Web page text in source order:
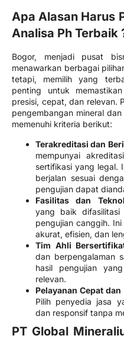
Apa Alasan Harus
Analisa Ph Terbaik
Bogor, menjadi pusat
menawarkan berbagai
tetapi, memilih yang
penting untuk
presisi, cepat, dan relevan.
pengembangan mineral
memenuhi kriteria berikut:
Terakreditasi dan
mempunyai
sertifikasi yang legal.
berjalan sesuai
pengujian dapat
Fasilitas dan
yang baik
pengujian canggih.
akurat, efisien, dan
Tim Ahli
dan berpengalaman
hasil pengujian
relevan.
Pelayanan Cepat
Pilih penyedia jasa
dan responsif tanpa
PT Global